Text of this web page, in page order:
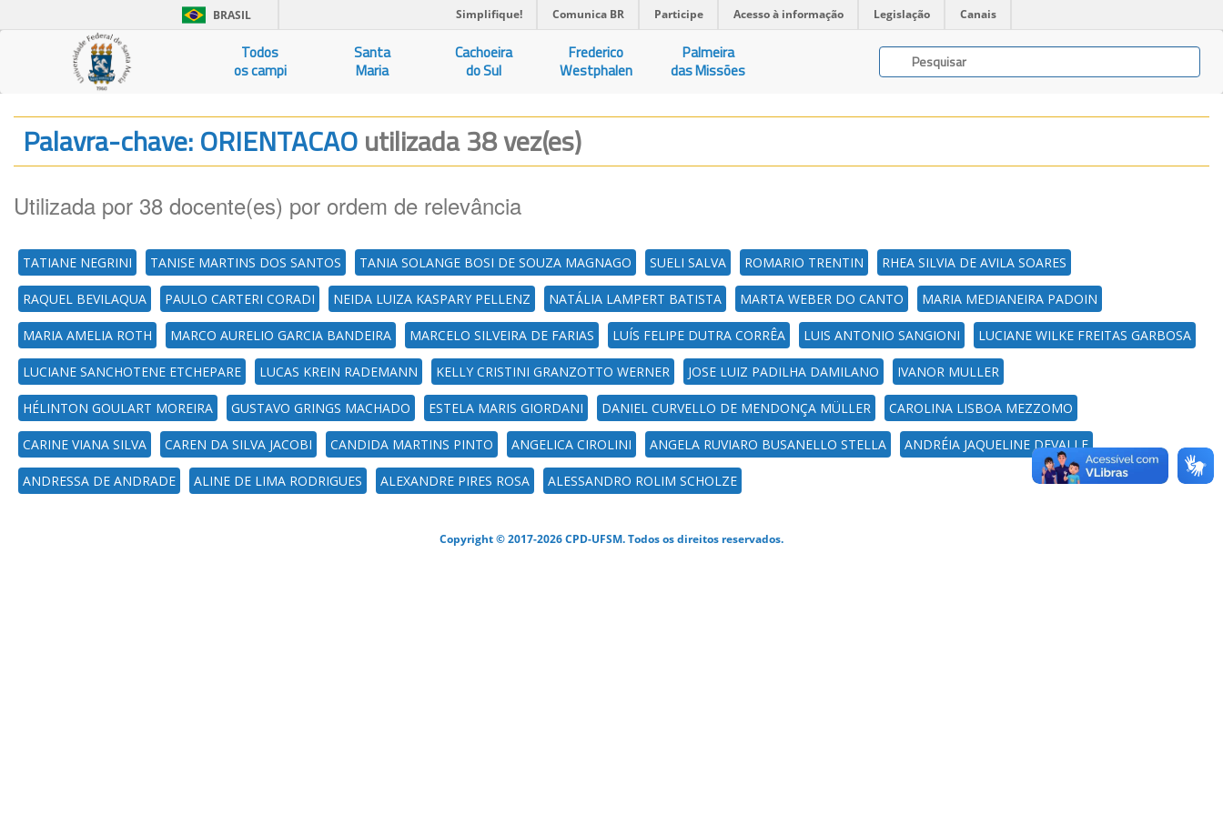
BRASIL Simplifique! Comunica BR Participe Acesso à informação Legislação Canais
Todos
os campi
Santa
Maria
Cachoeira
do Sul
Frederico
Westphalen
Palmeira
das Missões
Palavra-chave: ORIENTACAOutilizada 38 vez(es)
Utilizada por 38 docente(es) por ordem de relevância
TATIANE NEGRINI TANISE MARTINS DOS SANTOS TANIA SOLANGE BOSI DE SOUZA MAGNAGO SUELI SALVA ROMARIO TRENTIN RHEA SILVIA DE AVILA SOARES
RAQUEL BEVILAQUA PAULO CARTERI CORADI NEIDA LUIZA KASPARY PELLENZ NATÁLIA LAMPERT BATISTA MARTA WEBER DO CANTO MARIA MEDIANEIRA PADOIN
MARIA AMELIA ROTH MARCO AURELIO GARCIA BANDEIRA MARCELO SILVEIRA DE FARIAS LUÍS FELIPE DUTRA CORRÊA LUIS ANTONIO SANGIONI LUCIANE WILKE FREITAS GARBOSA
LUCIANE SANCHOTENE ETCHEPARE LUCAS KREIN RADEMANN KELLY CRISTINI GRANZOTTO WERNER JOSE LUIZ PADILHA DAMILANO IVANOR MULLER
HÉLINTON GOULART MOREIRA GUSTAVO GRINGS MACHADO ESTELA MARIS GIORDANI DANIEL CURVELLO DE MENDONÇA MÜLLER CAROLINA LISBOA MEZZOMO
CARINE VIANA SILVA CAREN DA SILVA JACOBI CANDIDA MARTINS PINTO ANGELICA CIROLINI ANGELA RUVIARO BUSANELLO STELLA ANDRÉIA JAQUELINE DEVALLE
ANDRESSA DE ANDRADE ALINE DE LIMA RODRIGUES ALEXANDRE PIRES ROSA ALESSANDRO ROLIM SCHOLZE
Copyright © 2017-2026 CPD-UFSM. Todos os direitos reservados.